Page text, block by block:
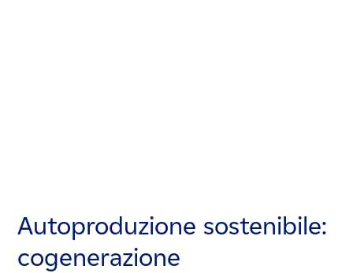
Autoproduzione sostenibile:
cogenerazione
Autoproduzione sostenibile:
cogenerazione
Autoproduzione sostenibile:
cogenerazione